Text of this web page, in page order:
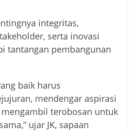
integritas,
serta inovasi
tantangan pembangunan
baik harus
mendengar aspirasi
terobosan untuk
ujar JK, sapaan